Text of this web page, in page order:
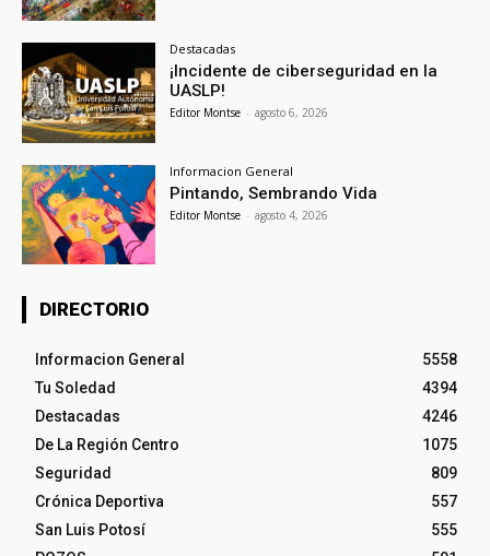
Destacadas
¡Incidente de ciberseguridad en la
UASLP!
Editor Montse - agosto 6, 2026
Informacion General
Pintando, Sembrando Vida
Editor Montse - agosto 4, 2026
DIRECTORIO
Informacion General
5558
Tu Soledad
4394
Destacadas
4246
De La Región Centro
1075
Seguridad
809
Crónica Deportiva
557
San Luis Potosí
555